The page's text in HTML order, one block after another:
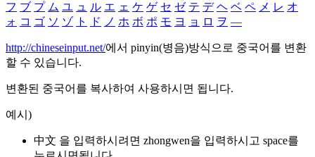
フ ブ プ ム ユ ュ ル エ ェ ケ ゲ セ ゼ テ デ ヘ ベ ペ メ レ オ
ォ コ ゴ ソ ゾ ト ド ノ ホ ボ ポ モ ヨ ョ ロ ヲ ―
http://chineseinput.net/에서 pinyin(병음)방식으로 중국어를 변환
할 수 있습니다.
변환된 중국어를 복사하여 사용하시면 됩니다.
예시)
中文 을 입력하시려면 zhongwen을 입력하시고 space를